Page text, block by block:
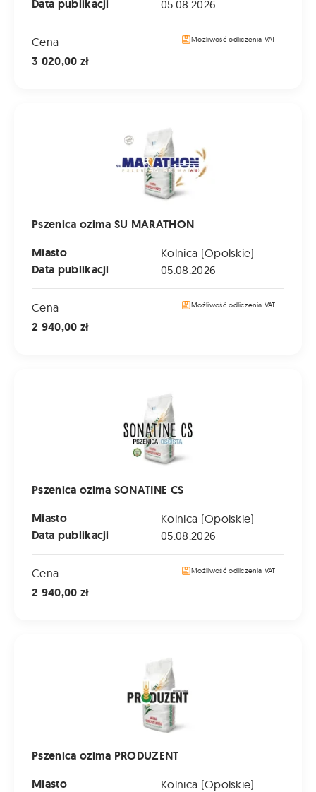
Data publikacji 05.08.2026
Cena
3 020,00 zł
Możliwość odliczenia VAT
Pszenica ozima SU MARATHON
Miasto
Kolnica (Opolskie)
Data publikacji 05.08.2026
Cena
2 940,00 zł
Możliwość odliczenia VAT
Pszenica ozima SONATINE CS
Miasto
Kolnica (Opolskie)
Data publikacji 05.08.2026
Cena
2 940,00 zł
Możliwość odliczenia VAT
Pszenica ozima PRODUZENT
Miasto
Kolnica (Opolskie)